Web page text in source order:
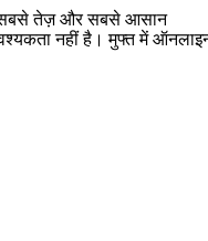
सबसे तेज़ और सबसे आसान
नहीं है। मुफ्त में